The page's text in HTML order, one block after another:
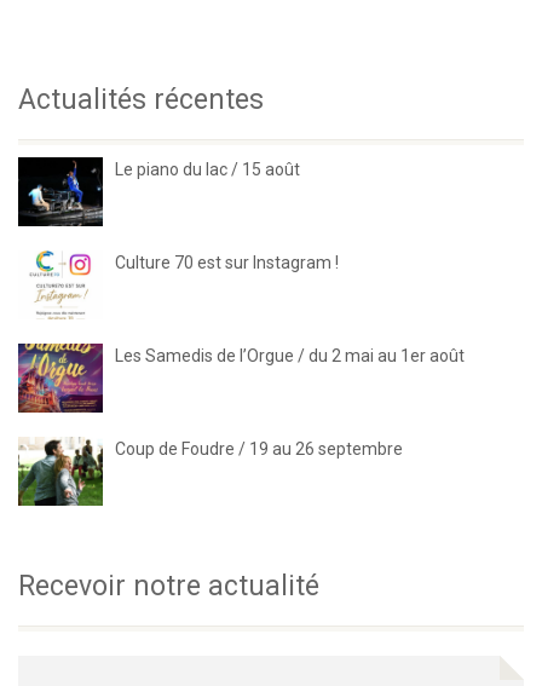
Actualités récentes
Le piano du lac / 15 août
Culture 70 est sur Instagram !
Les Samedis de l’Orgue / du 2 mai au 1er août
Coup de Foudre / 19 au 26 septembre
Recevoir notre actualité